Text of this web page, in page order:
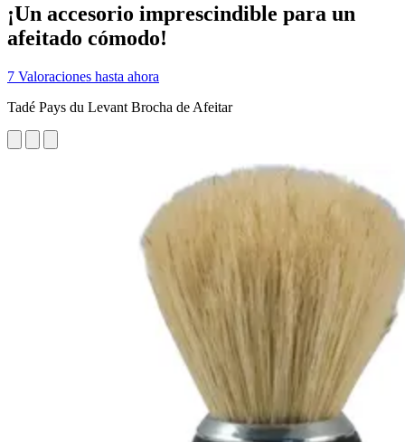
¡Un accesorio imprescindible para un
afeitado cómodo!
7 Valoraciones hasta ahora
Tadé Pays du Levant Brocha de Afeitar